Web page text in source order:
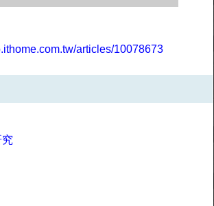
articles/10078673